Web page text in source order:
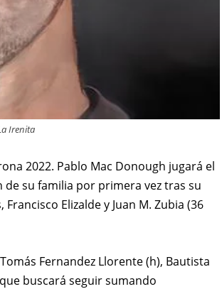
Irenita
2022. Pablo Mac Donough jugará el
su familia por primera vez tras su
Elizalde y Juan M. Zubia (36
Fernandez Llorente (h), Bautista
buscará seguir sumando